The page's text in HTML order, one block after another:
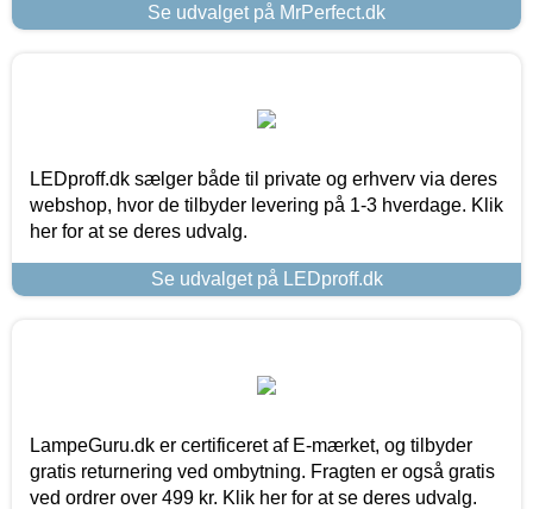
Se udvalget på MrPerfect.dk
LEDproff.dk sælger både til private og erhverv via deres
webshop, hvor de tilbyder levering på 1-3 hverdage. Klik
her for at se deres udvalg.
Se udvalget på LEDproff.dk
LampeGuru.dk er certificeret af E-mærket, og tilbyder
gratis returnering ved ombytning. Fragten er også gratis
ved ordrer over 499 kr. Klik her for at se deres udvalg.